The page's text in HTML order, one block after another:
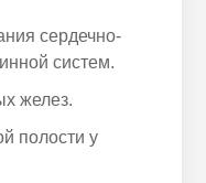
сердечно-
систем.
желез.
полости у